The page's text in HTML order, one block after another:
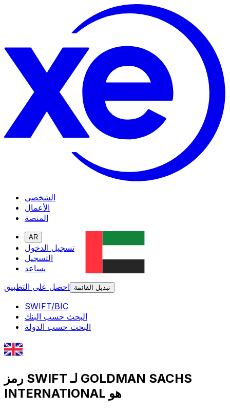
الشخصي
الأعمال
المنصة
AR
تسجيل الدخول
التسجيل
يساعد
احصل على التطبيق
تبديل القائمة
SWIFT/BIC
البحث حسب البنك
البحث حسب الدولة
رمز SWIFT لـ GOLDMAN SACHS
INTERNATIONAL هو